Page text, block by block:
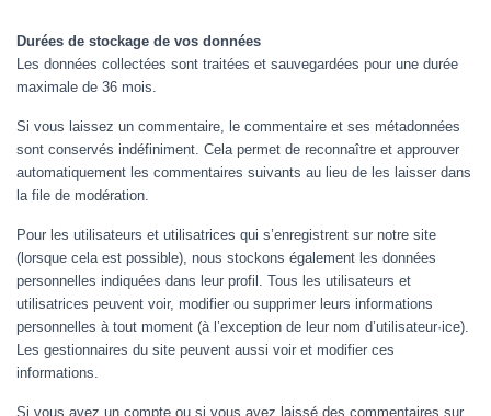
Durées de stockage de vos données
Les données collectées sont traitées et sauvegardées pour une durée
maximale de 36 mois.
Si vous laissez un commentaire, le commentaire et ses métadonnées
sont conservés indéfiniment. Cela permet de reconnaître et approuver
automatiquement les commentaires suivants au lieu de les laisser dans
la file de modération.
Pour les utilisateurs et utilisatrices qui s’enregistrent sur notre site
(lorsque cela est possible), nous stockons également les données
personnelles indiquées dans leur profil. Tous les utilisateurs et
utilisatrices peuvent voir, modifier ou supprimer leurs informations
personnelles à tout moment (à l’exception de leur nom d’utilisateur·ice).
Les gestionnaires du site peuvent aussi voir et modifier ces
informations.
Si vous avez un compte ou si vous avez laissé des commentaires sur